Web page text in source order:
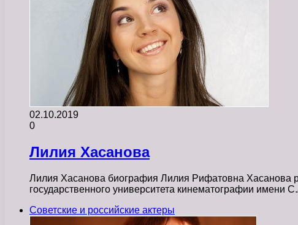
02.10.2019
0
Лилия Хасанова
Лилия Хасанова биография Лилия Рифатовна Хасанова
государственного университета кинематографии
Советские и российские актеры